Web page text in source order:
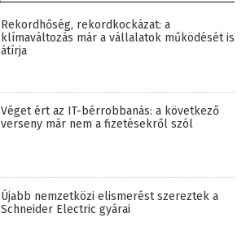
Rekordhőség, rekordkockázat: a
klímaváltozás már a vállalatok működését is
átírja
Véget ért az IT-bérrobbanás: a következő
verseny már nem a fizetésekről szól
Újabb nemzetközi elismerést szereztek a
Schneider Electric gyárai